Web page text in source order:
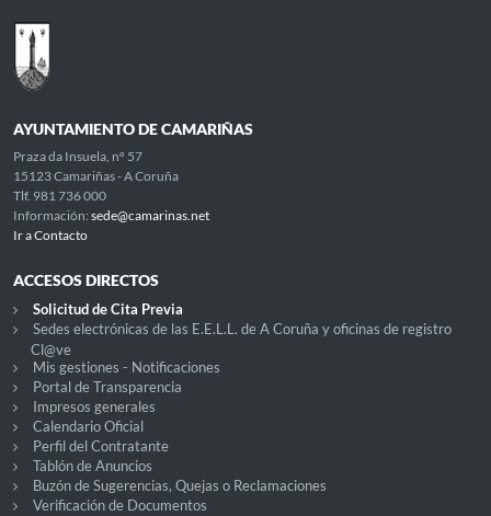
AYUNTAMIENTO DE CAMARIÑAS
Praza da Insuela, nº 57
15123 Camariñas - A Coruña
Tlf. 981 736 000
Información: sede@camarinas.net
Ir a Contacto
ACCESOS DIRECTOS
Solicitud de Cita Previa
Sedes electrónicas de las E.E.L.L. de A Coruña y oficinas de registro
Cl@ve
Mis gestiones - Notificaciones
Portal de Transparencia
Impresos generales
Calendario Oficial
Perfil del Contratante
Tablón de Anuncios
Buzón de Sugerencias, Quejas o Reclamaciones
Verificación de Documentos